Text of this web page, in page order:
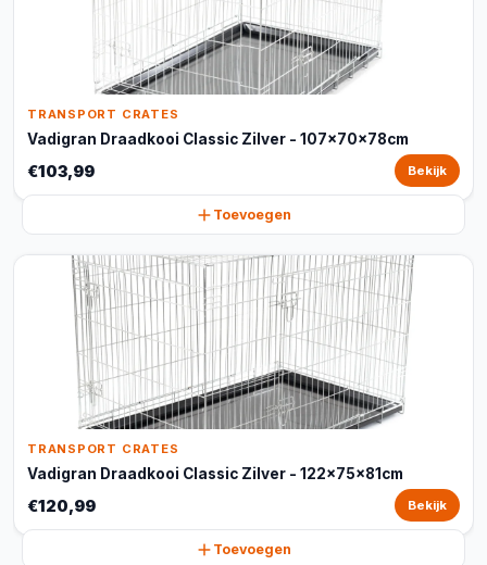
TRANSPORT CRATES
Vadigran Draadkooi Classic Zilver - 107x70x78cm
€103,99 Bekijk
Toevoegen
TRANSPORT CRATES
Vadigran Draadkooi Classic Zilver - 122x75x81cm
€120,99 Bekijk
Toevoegen